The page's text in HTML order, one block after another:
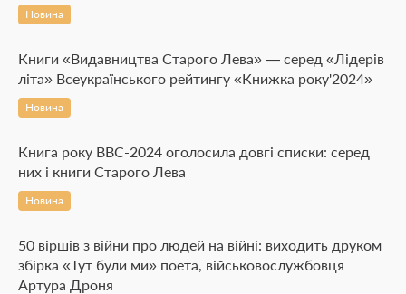
Новина
Книги «Видавництва Старого Лева» — серед «Лідерів
літа» Всеукраїнського рейтингу «Книжка року'2024»
Новина
Книга року BBC-2024 оголосила довгі списки: серед
них і книги Старого Лева
Новина
50 віршів з війни про людей на війні: виходить друком
збірка «Тут були ми» поета, військовослужбовця
Артура Дроня